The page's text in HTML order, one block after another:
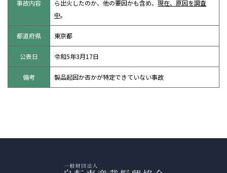
事故内容
ら出火したのか、他の要因かも含め、現在、原因を調査
中。
都道府県 東京都
公表日 令和5年3月17日
備考 製品起因か否かが特定できていない事故